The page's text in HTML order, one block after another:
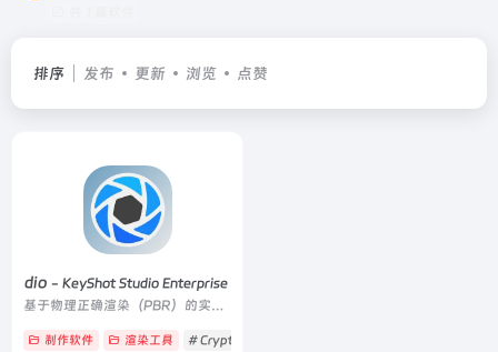
排序 发布 更新 浏览 点赞
- KeyShot Studio Enterprise 2026.2_15.1.1.5
基于物理正确渲染（PBR）的实时 3D 渲染软件
制作软件 渲染工具 # Cryptomatte